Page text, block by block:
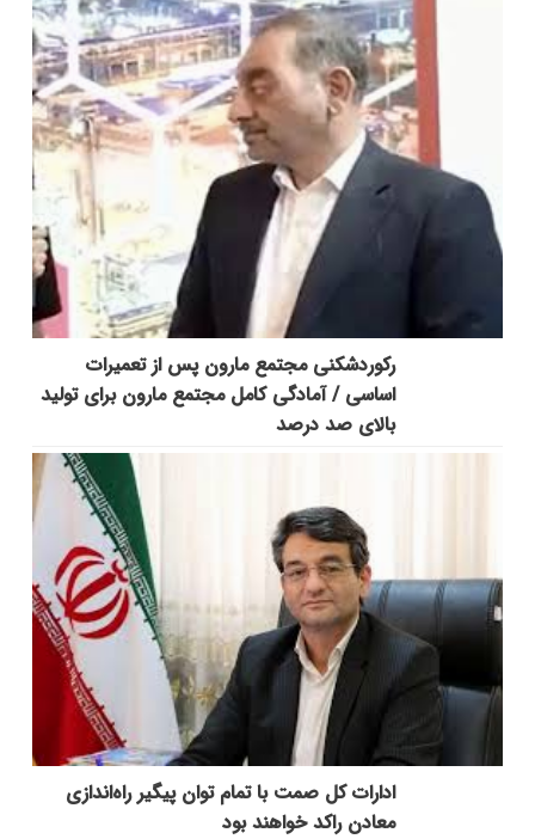
رکوردشکنی مجتمع مارون پس از تعمیرات
اساسی / آمادگی کامل مجتمع مارون برای تولید
بالای صد درصد
ادارات کل صمت با تمام توان پیگیر راه‌اندازی
معادن راکد خواهند بود